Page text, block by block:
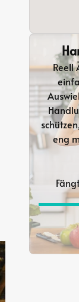
Reell
eng